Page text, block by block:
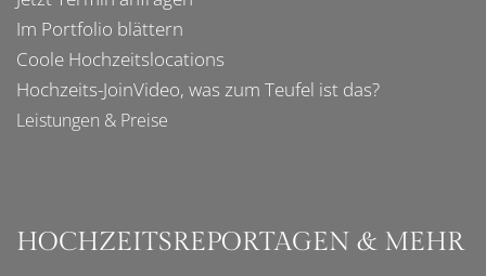
Im Portfolio blättern
Coole Hochzeitslocations
Hochzeits-JoinVideo, was zum Teufel ist das?
Leistungen & Preise
HOCHZEITSREPORTAGEN & MEHR